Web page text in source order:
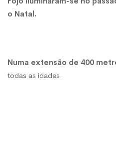
o Natal.
Numa extensão de 400
todas as idades.